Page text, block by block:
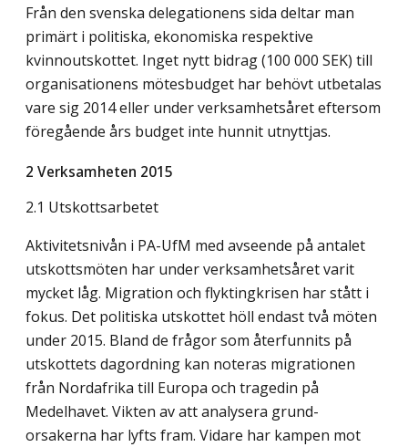
Från den svenska delegationens sida deltar man
primärt i politiska, ekonomiska respektive
kvinnoutskottet. Inget nytt bidrag (100 000 SEK) till
organisationens mötesbudget har behövt utbetalas
vare sig 2014 eller under verksamhetsåret eftersom
föregående års budget inte hunnit utnyttjas.
2 Verksamheten 2015
2.1 Utskottsarbetet
Aktivitetsnivån i PA-UfM med avseende på antalet
utskottsmöten har under verksamhetsåret varit
mycket låg. Migration och flyktingkrisen har stått i
fokus. Det politiska utskottet höll endast två möten
under 2015. Bland de frågor som återfunnits på
utskottets dagordning kan noteras migrationen
från Nordafrika till Europa och tragedin på
Medelhavet. Vikten av att analysera grund-
orsakerna har lyfts fram. Vidare har kampen mot